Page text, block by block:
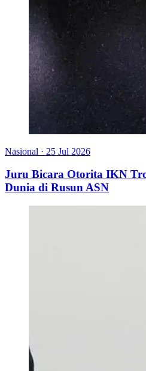
Nasional · 25 Jul 2026
Juru Bicara Otorita IKN
Dunia di Rusun ASN